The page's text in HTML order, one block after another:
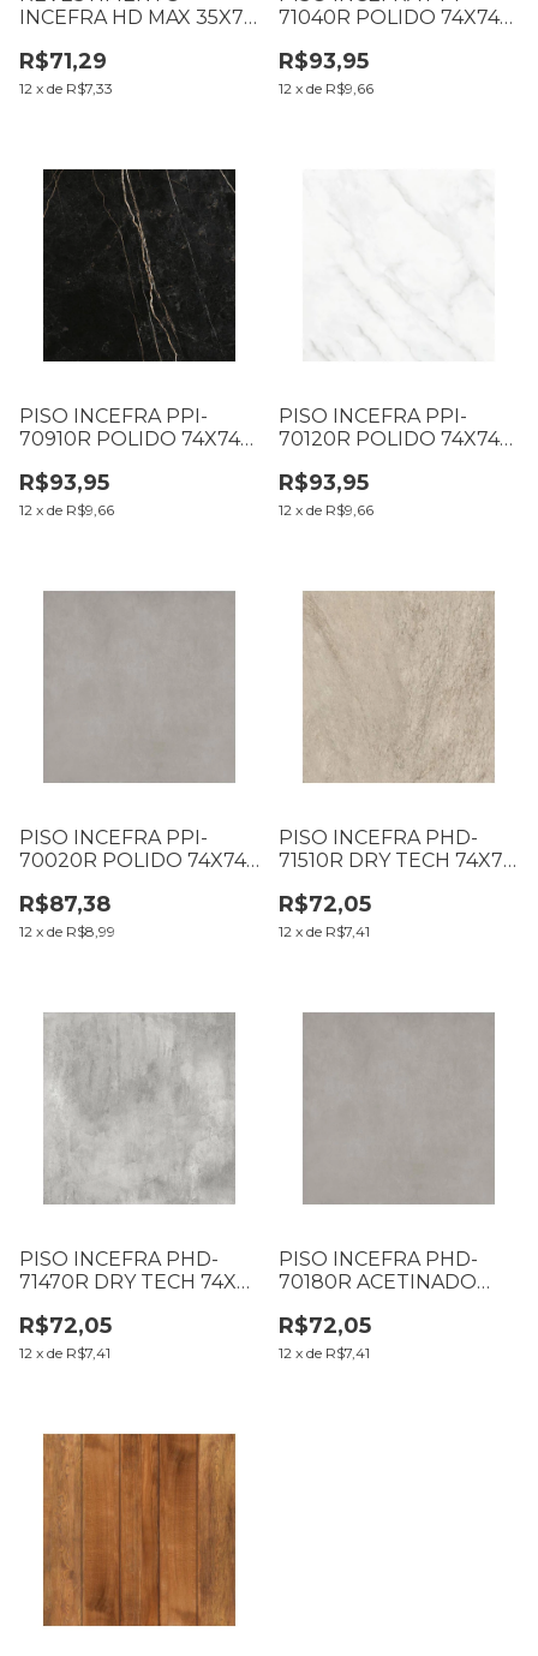
INCEFRA HD MAX 35X70
CX2,65M2
R$71,29
12 x de R$7,33
71040R POLIDO 74X74
(002.26.10)
R$93,95
12 x de R$9,66
PISO INCEFRA PPI-
70910R POLIDO 74X74
(006.26.12)
R$93,95
12 x de R$9,66
PISO INCEFRA PPI-
70120R POLIDO 74X74
(008.25.11)
R$93,95
12 x de R$9,66
PISO INCEFRA PPI-
70020R POLIDO 74X74
004.26.10
R$87,38
12 x de R$8,99
PISO INCEFRA PHD-
71510R DRY TECH 74X74
(011.25.12)
R$72,05
12 x de R$7,41
PISO INCEFRA PHD-
71470R DRY TECH 74X74
(014.25.10)
R$72,05
12 x de R$7,41
PISO INCEFRA PHD-
70180R ACETINADO
(036.25.10)
R$72,05
12 x de R$7,41